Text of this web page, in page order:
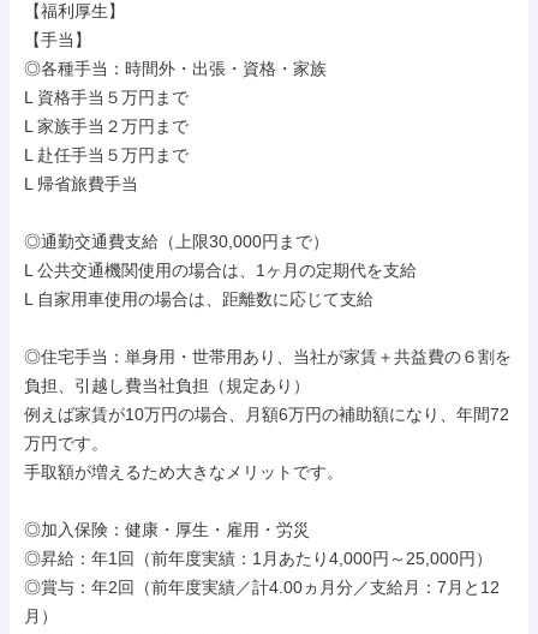
【福利厚生】
【手当】
◎各種手当：時間外・出張・資格・家族
L 資格手当５万円まで
L 家族手当２万円まで
L 赴任手当５万円まで
L 帰省旅費手当
◎通勤交通費支給（上限30,000円まで）
L 公共交通機関使用の場合は、1ヶ月の定期代を支給
L 自家用車使用の場合は、距離数に応じて支給
◎住宅手当：単身用・世帯用あり、当社が家賃＋共益費の６割を
負担、引越し費当社負担（規定あり）
例えば家賃が10万円の場合、月額6万円の補助額になり、年間72
万円です。
手取額が増えるため大きなメリットです。
◎加入保険：健康・厚生・雇用・労災
◎昇給：年1回（前年度実績：1月あたり4,000円～25,000円）
◎賞与：年2回（前年度実績／計4.00ヵ月分／支給月：7月と12
月）